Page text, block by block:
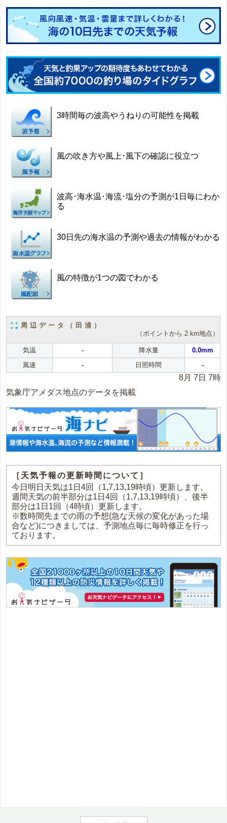
3時間毎の波高やうねりの可能性を掲載
風の吹き方や風上･風下の確認に役立つ
波高･海水温･海流･塩分の予測が1日毎にわか
る
30日先の海水温の予測や過去の情報がわかる
風の特徴が1つの図でわかる
周辺データ（田浦）
（ポイントから 2 km地点）
気温 - 降水量
0.0mm
風速
- 日照時間 -
8月 7日 7時
気象庁アメダス地点のデータを掲載
［天気予報の更新時間について］
今日明日天気は1日4回（1,7,13,19時頃）更新します。
週間天気の前半部分は1日4回（1,7,13,19時頃）、後半
部分は1日1回（4時頃）更新します。
※数時間先までの雨の予想(急な天候の変化があった場
合など)につきましては、予測地点毎に毎時修正を行っ
ております。